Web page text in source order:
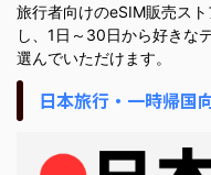
旅行者向けのeSIM販売ス
し、1日～30日から好きな
選んでいただけます。
日本旅行・一時帰国